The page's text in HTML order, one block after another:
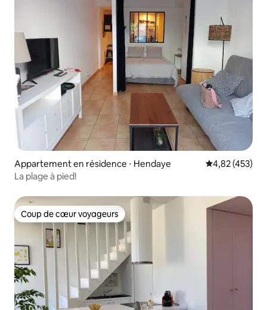
Appartement en résidence ⋅ Hendaye Évaluation
4,82 (453)
La plage à pied!
Coup de cœur voyageurs
Coup de cœur voyageurs